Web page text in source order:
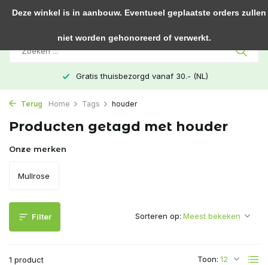
Gratis thuisbezorgd vanaf 30.- (NL)
Terug Home Tags houder
Producten getagd met houder
Onze merken
Mullrose
Filter
1 product Toon:
Sorteren op:
Deze winkel is in aanbouw. Eventueel geplaatste orders zullen
niet worden gehonoreerd of verwerkt.